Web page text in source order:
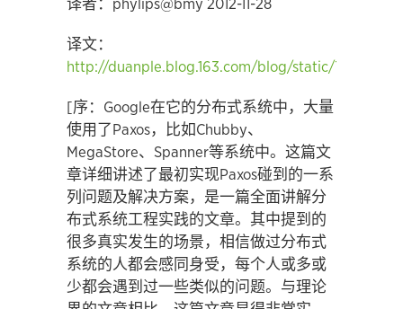
译者：phylips@bmy 2012-11-28
译文：
http://duanple.blog.163.com/blog/static/
[序：Google在它的分布式系统中，大量
使用了Paxos，比如Chubby、
MegaStore、Spanner等系统中。这篇文
章详细讲述了最初实现Paxos碰到的一系
列问题及解决方案，是一篇全面讲解分
布式系统工程实践的文章。其中提到的
很多真实发生的场景，相信做过分布式
系统的人都会感同身受，每个人或多或
少都会遇到过一些类似的问题。与理论